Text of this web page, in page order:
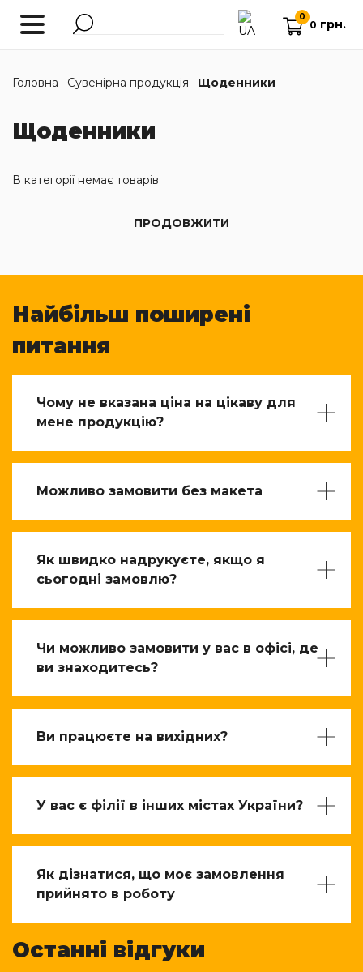
0
0 грн.
Головна - Сувенірна продукція - Щоденники
Щоденники
В категорії немає товарів
ПРОДОВЖИТИ
Найбільш поширені
питання
Чому не вказана ціна на цікаву для
мене продукцію?
Можливо замовити без макета
Як швидко надрукуєте, якщо я
сьогодні замовлю?
Чи можливо замовити у вас в офісі, де
ви знаходитесь?
Ви працюєте на вихідних?
У вас є філії в інших містах України?
Як дізнатися, що моє замовлення
прийнято в роботу
Останні відгуки